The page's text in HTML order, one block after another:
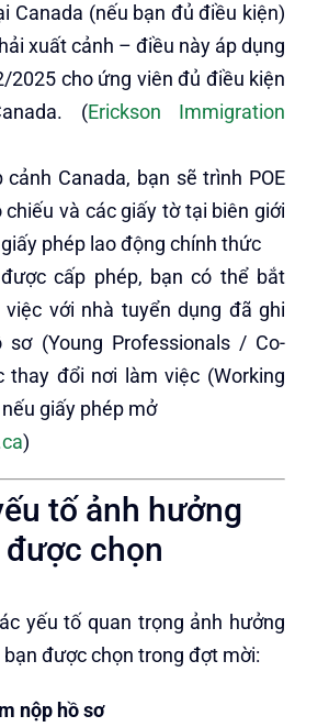
Canada (nếu bạn đủ điều kiện)
xuất cảnh – điều này áp dụng
2025 cho ứng viên đủ điều kiện
(Erickson Immigration
cảnh Canada, bạn sẽ trình POE
chiếu và các giấy tờ tại biên giới
phép lao động chính thức
cấp phép, bạn có thể bắt
với nhà tuyển dụng đã ghi
sơ (Young Professionals / Co-
thay đổi nơi làm việc (Working
giấy phép mở
)
tố ảnh hưởng
chọn
yếu tố quan trọng ảnh hưởng
được chọn trong đợt mời:
nộp hồ sơ